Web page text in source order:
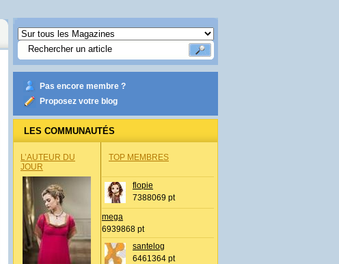
Pas encore membre ?
Proposez votre blog
LES COMMUNAUTÉS
L’AUTEUR DU
JOUR
TOP MEMBRES
flopie
7388069 pt
mega
6939868 pt
santelog
6461364 pt